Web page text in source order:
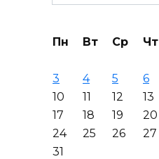
Пн Вт Ср Чт
3
4 5 6
10
11 12 13
17
18 19 20
24
25 26 27
31